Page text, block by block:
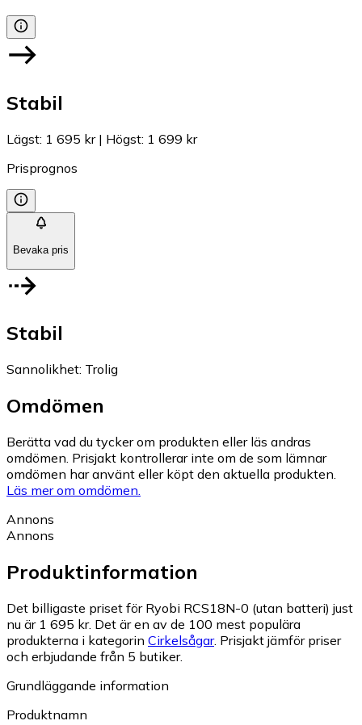
Stabil
Lägst: 1 695 kr| Högst: 1 699 kr
Prisprognos
Bevaka pris
Stabil
Sannolikhet: Trolig
Omdömen
Berätta vad du tycker om produkten eller läs andras
omdömen. Prisjakt kontrollerar inte om de som lämnar
omdömen har använt eller köpt den aktuella produkten.
Läs mer om omdömen.
Annons
Annons
Produktinformation
Det billigaste priset för Ryobi RCS18N-0 (utan batteri) just
nu är 1 695 kr. Det är en av de 100 mest populära
produkterna i kategorin Cirkelsågar. Prisjakt jämför priser
och erbjudande från 5 butiker.
Grundläggande information
Produktnamn